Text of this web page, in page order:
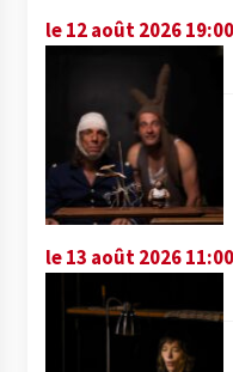
le 12 août 2026 19:00
le 13 août 2026 11:00